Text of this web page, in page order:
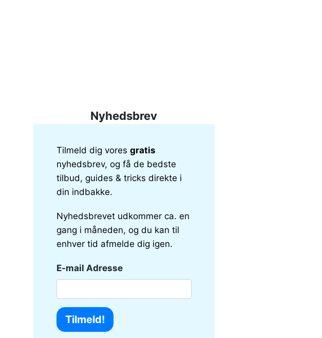
Nyhedsbrev
Tilmeld dig vores gratis
nyhedsbrev, og få de bedste
tilbud, guides & tricks direkte i
din indbakke.
Nyhedsbrevet udkommer ca. en
gang i måneden, og du kan til
enhver tid afmelde dig igen.
E-mail Adresse